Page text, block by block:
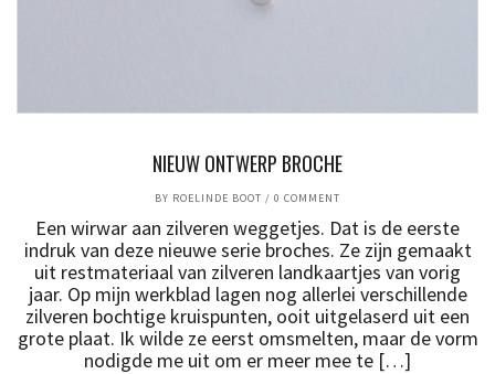
NIEUW ONTWERP BROCHE
BY ROELINDE BOOT / 0 COMMENT
Een wirwar aan zilveren weggetjes. Dat is de eerste
indruk van deze nieuwe serie broches. Ze zijn gemaakt
uit restmateriaal van zilveren landkaartjes van vorig
jaar. Op mijn werkblad lagen nog allerlei verschillende
zilveren bochtige kruispunten, ooit uitgelaserd uit een
grote plaat. Ik wilde ze eerst omsmelten, maar de vorm
nodigde me uit om er meer mee te […]